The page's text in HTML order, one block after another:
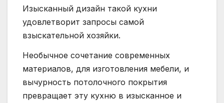
Изысканный дизайн такой кухни
удовлетворит запросы самой
взыскательной хозяйки.
Необычное сочетание современных
материалов, для изготовления мебели, и
вычурность потолочного покрытия
превращает эту кухню в изысканное и